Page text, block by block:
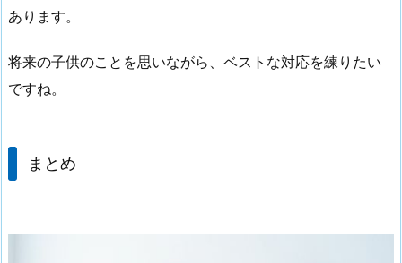
あります。
将来の子供のことを思いながら、ベストな対応を練りたい
ですね。
まとめ